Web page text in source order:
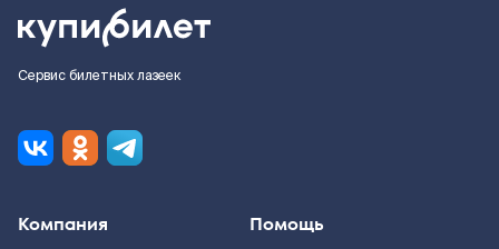
Сервис билетных лазеек
Компания Помощь